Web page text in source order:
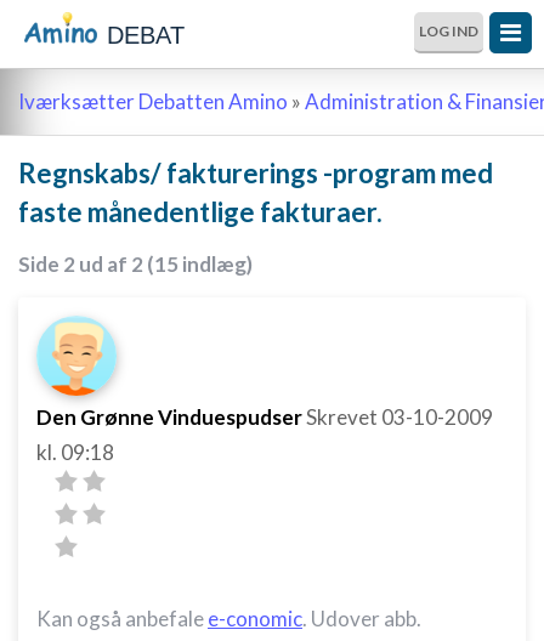
DEBAT LOG IND
Iværksætter Debatten Amino »Administration &
Regnskabs/ fakturerings -program med
faste månedentlige fakturaer.
Side 2 ud af 2 (15 indlæg)
Den Grønne VinduespudserSkrevet 03-10-2009
kl. 09:18
Kan også anbefalee-conomic. Udover abb.